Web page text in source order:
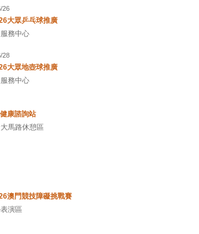
26
大眾乒乓球推廣
務中心
28
大眾地壺球推廣
務中心
康諮詢站
馬路休憩區
澳門競技障礙挑戰賽
演區